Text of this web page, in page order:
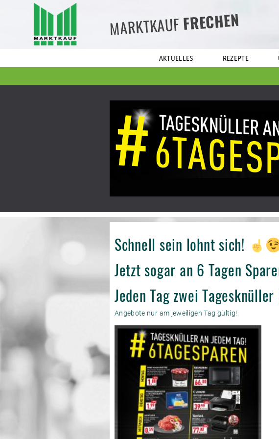
MARKTKAUFFRECHEN
AKTUELLES REZEPTE
Schnell sein lohnt sich!
Jetzt sogar an 6 Tagen
Jeden Tag zwei Tagesknüller
Angebote nur am jeweiligen Tag gültig!